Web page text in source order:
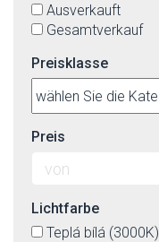
Ausverkauft
Gesamtverkauf
Preisklasse
Preis
Lichtfarbe
Teplá bílá (3000K)